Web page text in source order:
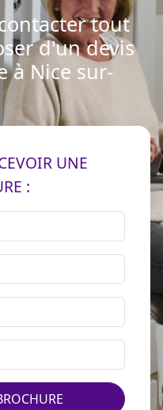
tout
d'un devis
à Nice sur-
UNE
: